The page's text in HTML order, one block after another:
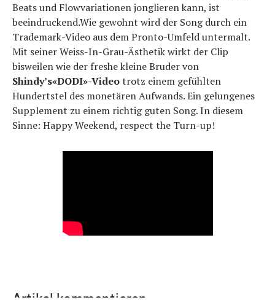
Beats und Flowvariationen jonglieren kann, ist
beeindruckend.Wie gewohnt wird der Song durch ein
Trademark-Video aus dem Pronto-Umfeld untermalt.
Mit seiner Weiss-In-Grau-Ästhetik wirkt der Clip
bisweilen wie der freshe kleine Bruder von
Shindy’s«DODI»-Videotrotz einem gefühlten
Hundertstel des monetären Aufwands. Ein gelungenes
Supplement zu einem richtig guten Song. In diesem
Sinne: Happy Weekend, respect the Turn-up!
Artikel kommentieren